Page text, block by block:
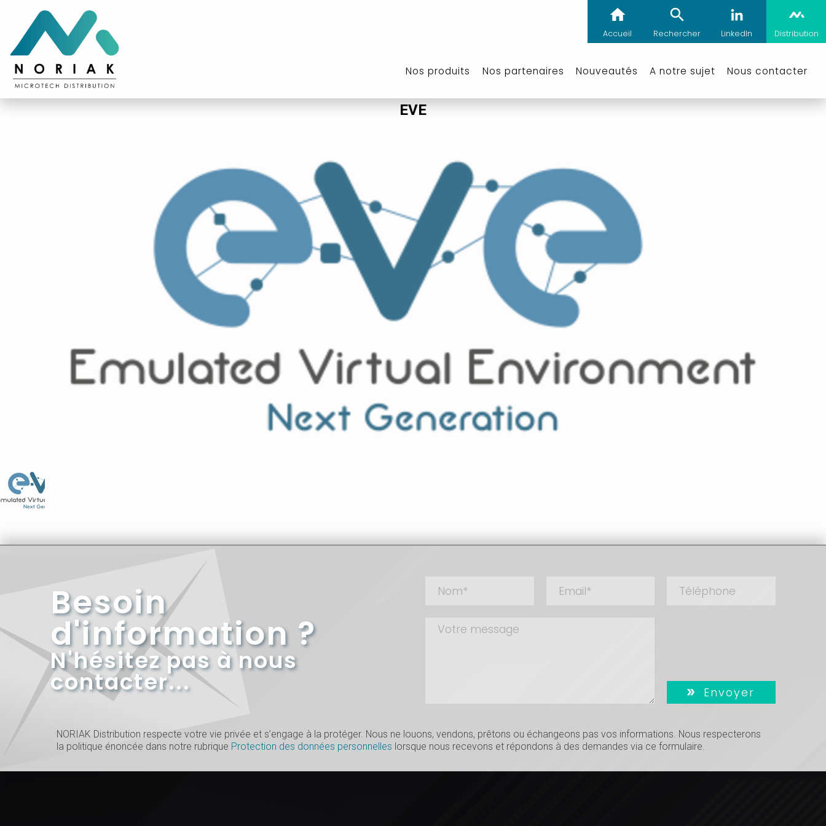
Accueil Rechercher LinkedIn Distribution
Nos produits Nos partenaires Nouveautés A notre sujet Nous contacter
EVE
Besoin
d'information ?
N'hésitez pas à nous
contacter... Envoyer
NORIAK Distribution respecte votre vie privée et s’engage à la protéger. Nous ne louons, vendons, prêtons ou échangeons pas vos informations. Nous respecterons
la politique énoncée dans notre rubrique Protection des données personnelles lorsque nous recevons et répondons à des demandes via ce formulaire.